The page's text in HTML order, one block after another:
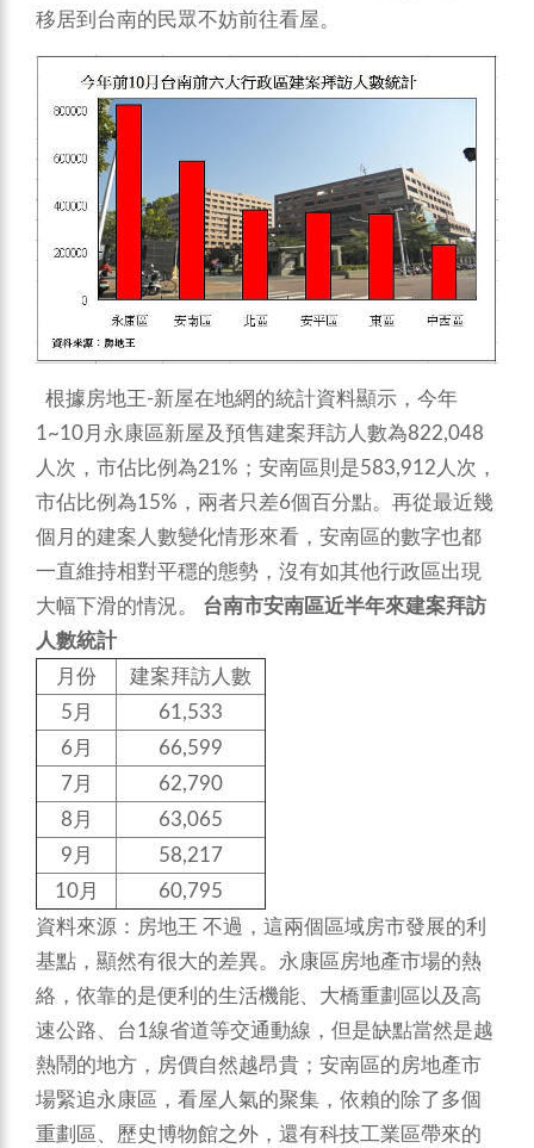
移居到台南的民眾不妨前往看屋。
根據房地王-新屋在地網的統計資料顯示，今年
1~10月永康區新屋及預售建案拜訪人數為822,048
人次，市佔比例為21%；安南區則是583,912人次，
市佔比例為15%，兩者只差6個百分點。再從最近幾
個月的建案人數變化情形來看，安南區的數字也都
一直維持相對平穩的態勢，沒有如其他行政區出現
大幅下滑的情況。 台南市安南區近半年來建案拜訪
人數統計
月份
建案拜訪人數
5月
61,533
6月
66,599
7月
62,790
8月
63,065
9月
58,217
10月
60,795
資料來源：房地王 不過，這兩個區域房市發展的利
基點，顯然有很大的差異。永康區房地產市場的熱
絡，依靠的是便利的生活機能、大橋重劃區以及高
速公路、台1線省道等交通動線，但是缺點當然是越
熱鬧的地方，房價自然越昂貴；安南區的房地產市
場緊追永康區，看屋人氣的聚集，依賴的除了多個
重劃區、歷史博物館之外，還有科技工業區帶來的